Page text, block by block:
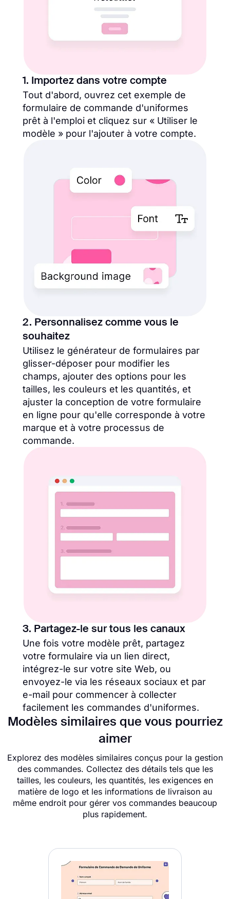
1. Importez dans votre compte
Tout d'abord, ouvrez cet exemple de
formulaire de commande d'uniformes
prêt à l'emploi et cliquez sur « Utiliser le
modèle » pour l'ajouter à votre compte.
2. Personnalisez comme vous le
souhaitez
Utilisez le générateur de formulaires par
glisser-déposer pour modifier les
champs, ajouter des options pour les
tailles, les couleurs et les quantités, et
ajuster la conception de votre formulaire
en ligne pour qu'elle corresponde à votre
marque et à votre processus de
commande.
3. Partagez-le sur tous les canaux
Une fois votre modèle prêt, partagez
votre formulaire via un lien direct,
intégrez-le sur votre site Web, ou
envoyez-le via les réseaux sociaux et par
e-mail pour commencer à collecter
facilement les commandes d'uniformes.
Modèles similaires que vous pourriez
aimer
Explorez des modèles similaires conçus pour la gestion
des commandes. Collectez des détails tels que les
tailles, les couleurs, les quantités, les exigences en
matière de logo et les informations de livraison au
même endroit pour gérer vos commandes beaucoup
plus rapidement.